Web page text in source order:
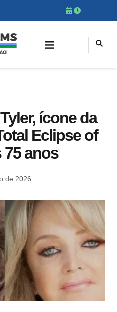
ícone da
Eclipse of
75 anos
de 2026.